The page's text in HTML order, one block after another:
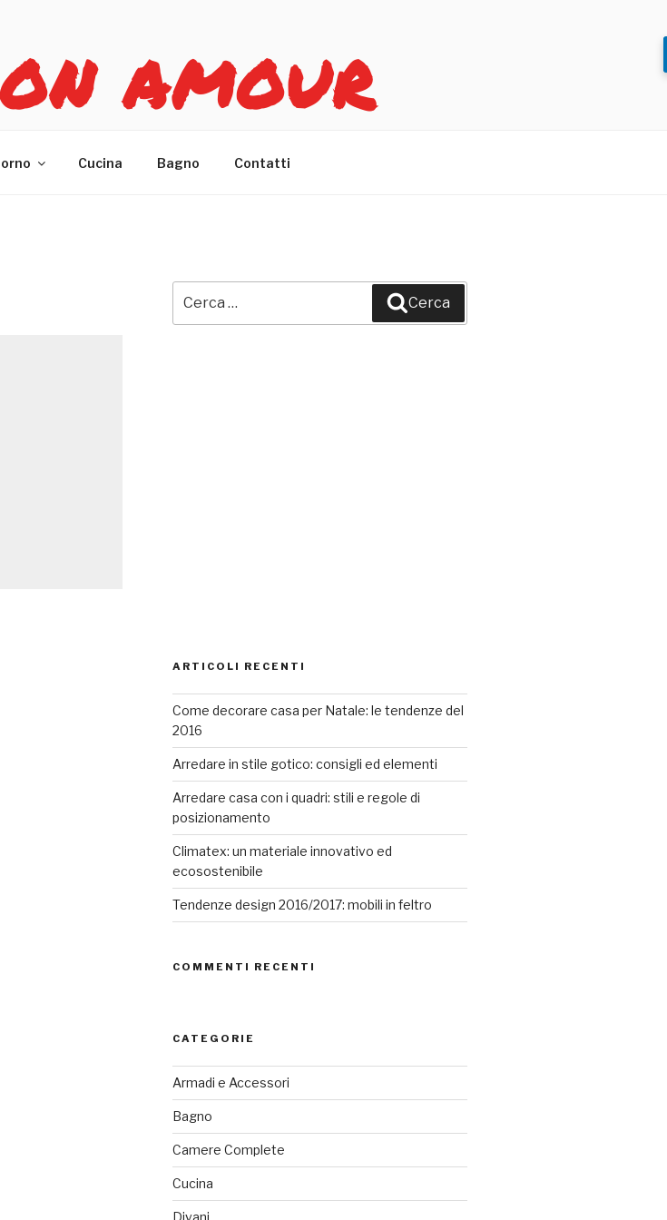
AMOUR
Cucina Bagno Contatti
Cerca
ARTICOLI RECENTI
Come decorare casa per Natale: le tendenze del
2016
Arredare in stile gotico: consigli ed elementi
Arredare casa con i quadri: stili e regole di
posizionamento
Climatex: un materiale innovativo ed
ecosostenibile
Tendenze design 2016/2017: mobili in feltro
COMMENTI RECENTI
CATEGORIE
Armadi e Accessori
Bagno
Camere Complete
Cucina